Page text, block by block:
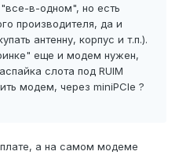
в-одном", но есть
производителя, да и
антенну, корпус и т.п.).
еще и модем нужен,
слота под RUIM
модем, через miniPCIe ?
плате, а на самом модеме